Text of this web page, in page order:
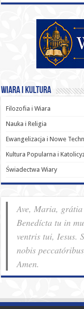
Wiara i Kultura
Filozofia i Wiara
Nauka i Religia
Ewangelizacja i Nowe
Kultura Popularna i
Świadectwa Wiary
Ave, Maria,
Benedícta tu in
ventris tui, Iesus.
nobis
Amen.